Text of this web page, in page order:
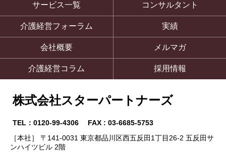
サービス一覧 コンサルタント
介護経営フォーラム 実績
会社概要 メルマガ
介護経営コラム 採用情報
株式会社スターパートナーズ
TEL：0120-99-4306 FAX : 03-6685-5753
［本社］ 〒141-0031 東京都品川区西五反田1丁目26-2 五反田サ
ンハイツビル 2階